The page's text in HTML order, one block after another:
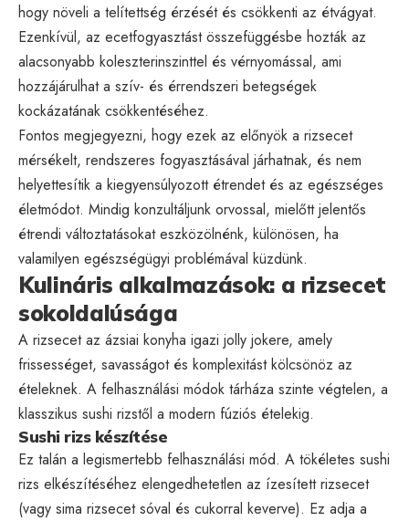
hogy növeli a telítettség érzését és csökkenti az étvágyat.
Ezenkívül, az ecetfogyasztást összefüggésbe hozták az
alacsonyabb koleszterinszinttel és vérnyomással, ami
hozzájárulhat a szív- és érrendszeri betegségek
kockázatának csökkentéséhez.
Fontos megjegyezni, hogy ezek az előnyök a rizsecet
mérsékelt, rendszeres fogyasztásával járhatnak, és nem
helyettesítik a kiegyensúlyozott étrendet és az egészséges
életmódot. Mindig konzultáljunk orvossal, mielőtt jelentős
étrendi változtatásokat eszközölnénk, különösen, ha
valamilyen egészségügyi problémával küzdünk.
Kulináris alkalmazások: a rizsecet
sokoldalúsága
A rizsecet az ázsiai konyha igazi jolly jokere, amely
frissességet, savasságot és komplexitást kölcsönöz az
ételeknek. A felhasználási módok tárháza szinte végtelen, a
klasszikus sushi rizstől a modern fúziós ételekig.
Sushi rizs készítése
Ez talán a legismertebb felhasználási mód. A tökéletes sushi
rizs elkészítéséhez elengedhetetlen az ízesített rizsecet
(vagy sima rizsecet sóval és cukorral keverve). Ez adja a